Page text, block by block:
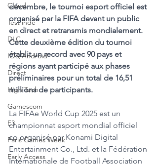
Cloud
Test indé
DLC
IOS/Android
Direct
High Tech
Gamescom
E3
Paris Games Week
Early Access
décembre, le tournoi esport officiel est
organisé par la FIFA devant un public
en direct et retransmis mondialement.
Cette deuxième édition du tournoi
établit un record avec 90 pays et
régions ayant participé aux phases
préliminaires pour un total de 16,51
millions de participants.
La FIFAe World Cup 2025 est un
championnat esport mondial officiel
co organisé par Konami Digital
Entertainment Co., Ltd. et la Fédération
Internationale de Football Association